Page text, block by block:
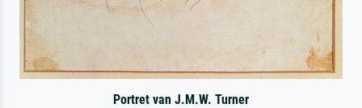
Portret van J.M.W. Turner